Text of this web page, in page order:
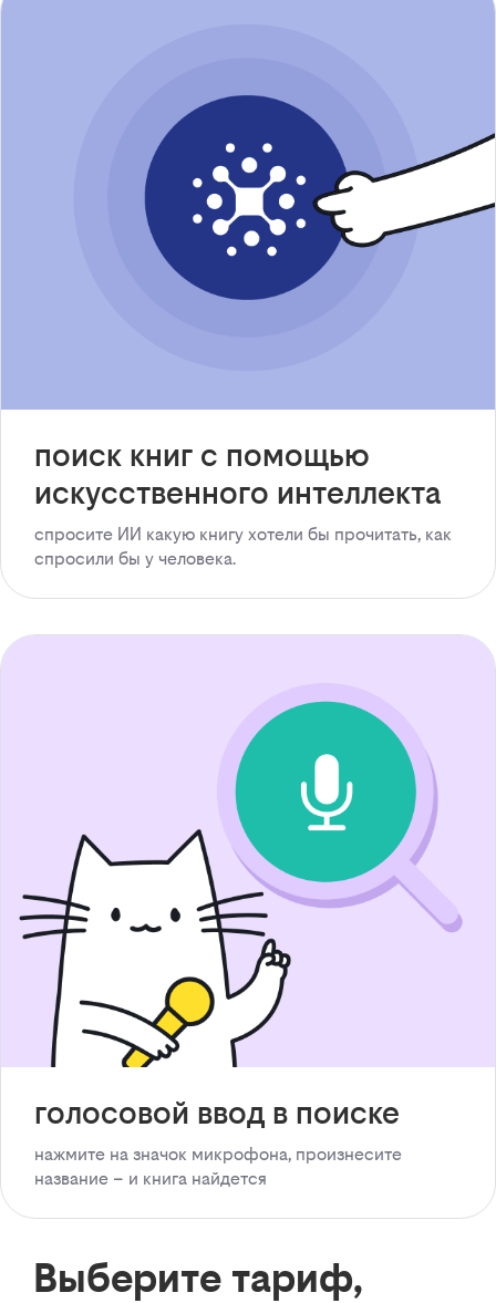
поиск книг с помощью
искусственного интеллекта
спросите ИИ какую книгу хотели бы прочитать, как
спросили бы у человека.
голосовой ввод в поиске
нажмите на значок микрофона, произнесите
название – и книга найдется
Выберите тариф,